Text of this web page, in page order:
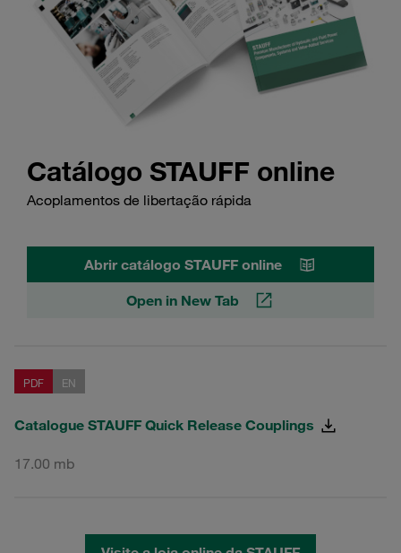
Catálogo STAUFF online
Acoplamentos de libertação rápida
Abrir catálogo STAUFF online
Open in New Tab
PDF EN
Catalogue STAUFF Quick Release Couplings
17.00 mb